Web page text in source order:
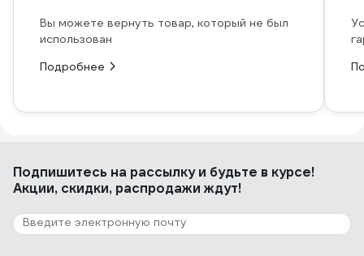
Вы можете вернуть товар, который не был
использован
Подробнее
Подпишитесь на рассылкуи будьте в курсе!
Акции, скидки, распродажи ждут!